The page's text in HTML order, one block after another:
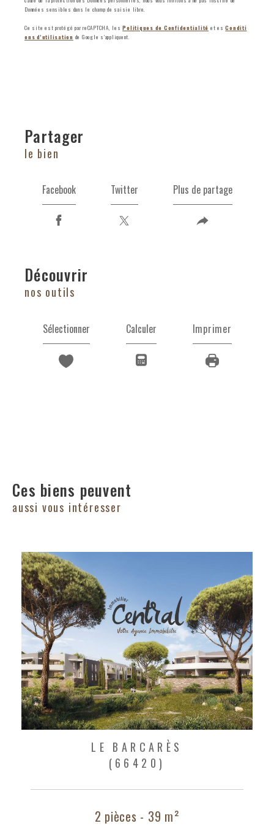
Données sensibles dans le champ de saisie libre.
Ce site est protégé par reCAPTCHA, lesPolitiques de Confidentialité et esConditi
ons d'utilisation de Google s'appliquent.
partager
le bien
Facebook Twitter Plus de partage
découvrir
nos outils
Sélectionner Calculer Imprimer
Ces biens peuvent
aussi vous intéresser
LE BARCARÈS
(66420)
2 pièces - 39 m²